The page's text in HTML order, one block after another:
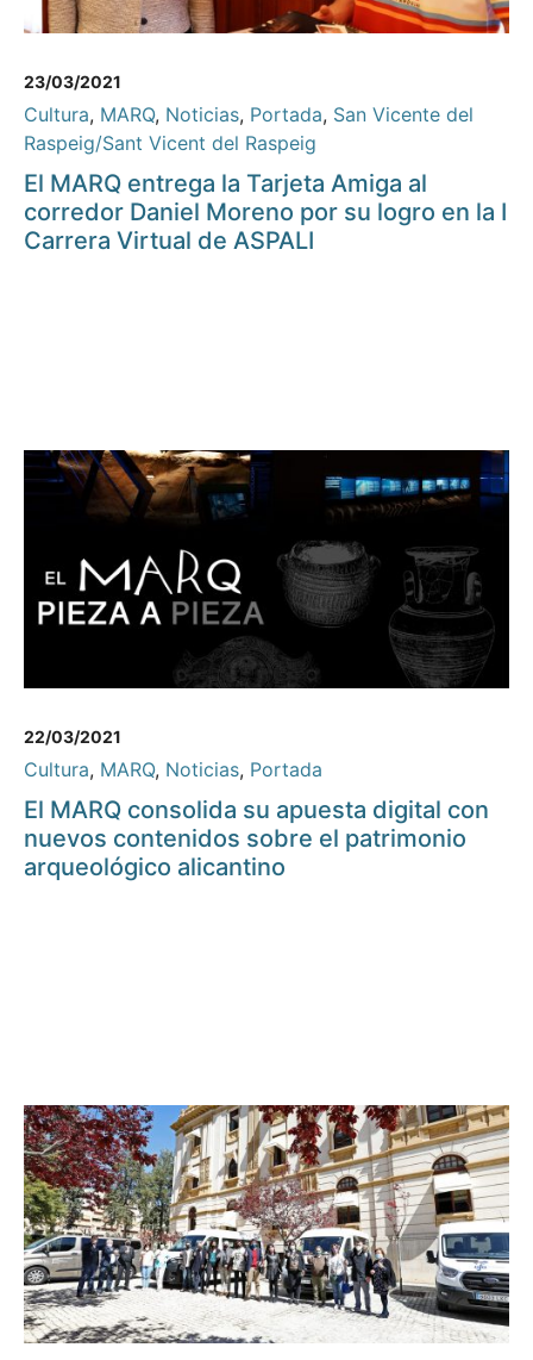
23/03/2021
Cultura, MARQ, Noticias, Portada, San Vicente del
Raspeig/Sant Vicent del Raspeig
El MARQ entrega la Tarjeta Amiga al
corredor Daniel Moreno por su logro en la I
Carrera Virtual de ASPALI
22/03/2021
Cultura, MARQ, Noticias, Portada
El MARQ consolida su apuesta digital con
nuevos contenidos sobre el patrimonio
arqueológico alicantino